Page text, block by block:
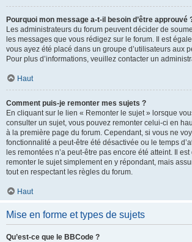
Pourquoi mon message a-t-il besoin d’être approuvé
Les administrateurs du forum peuvent décider de
les messages que vous rédigez sur le forum. Il est
vous ayez été placé dans un groupe d’utilisateurs aux
Pour plus d’informations, veuillez contacter un
Haut
Comment puis-je remonter mes sujets ?
En cliquant sur le lien « Remonter le sujet » lorsque
consulter un sujet, vous pouvez remonter celui-ci en
à la première page du forum. Cependant, si vous ne
fonctionnalité a peut-être été désactivée ou le temps
les remontées n’a peut-être pas encore été atteint. Il
remonter le sujet simplement en y répondant, mais
tout en respectant les règles du forum.
Haut
Mise en forme et types de sujets
Qu’est-ce que le BBCode ?